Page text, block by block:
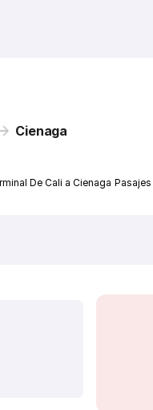
Cienaga
De Cali a Cienaga Pasajes